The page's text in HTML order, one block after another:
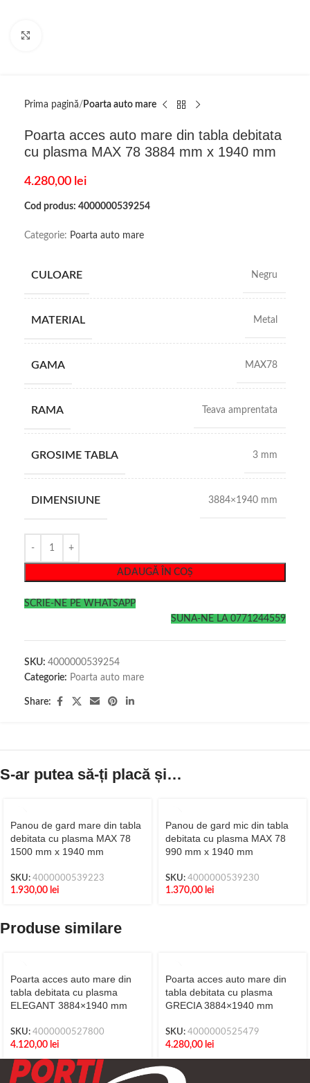
Prima pagină Poarta auto mare
Poarta acces auto mare din tabla debitata
cu plasma MAX 78 3884 mm x 1940 mm
4.280,00 lei
Cod produs: 4000000539254
Categorie: Poarta auto mare
CULOARE Negru
MATERIAL Metal
GAMA MAX78
RAMA Teava amprentata
GROSIME TABLA 3 mm
DIMENSIUNE 3884×1940 mm
ADAUGĂ ÎN COȘ
SCRIE-NE PE WHATSAPP
SUNA-NE LA 0771244559
SKU: 4000000539254
Categorie: Poarta auto mare
Share:
S-ar putea să-ți placă și…
Panou de gard mare din tabla
debitata cu plasma MAX 78
1500 mm x 1940 mm
SKU: 4000000539223
1.930,00 lei
Panou de gard mic din tabla
debitata cu plasma MAX 78
990 mm x 1940 mm
SKU: 4000000539230
1.370,00 lei
Produse similare
Poarta acces auto mare din
tabla debitata cu plasma
ELEGANT 3884×1940 mm
SKU: 4000000527800
4.120,00 lei
Poarta acces auto mare din
tabla debitata cu plasma
GRECIA 3884×1940 mm
SKU: 4000000525479
4.280,00 lei